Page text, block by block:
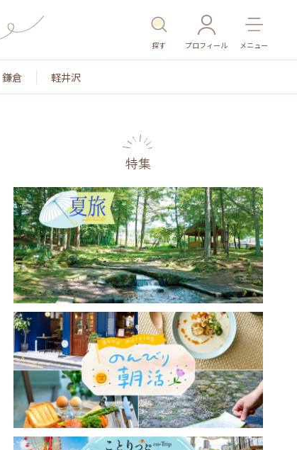
探す プロフィール メニュー
鎌倉 軽井沢
名所・旧跡 温泉・スパ その他施設 ごはん
新】夏のご褒美旅に♪
特集